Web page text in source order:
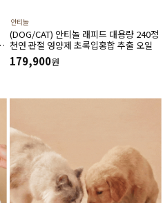
안티놀
(DOG/CAT) 안티놀 래피드 대용량 240정
천연 관절 영양제 초록입홍합 추출 오일
179,900원